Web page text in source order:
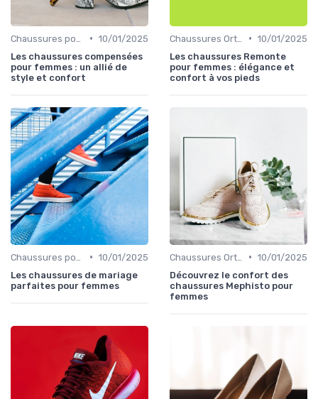
• 10/01/2025
Les chaussures compensées
pour femmes : un allié de
style et confort
• 10/01/2025
Les chaussures Remonte
pour femmes : élégance et
confort à vos pieds
• 10/01/2025
Les chaussures de mariage
parfaites pour femmes
• 10/01/2025
Découvrez le confort des
chaussures Mephisto pour
femmes